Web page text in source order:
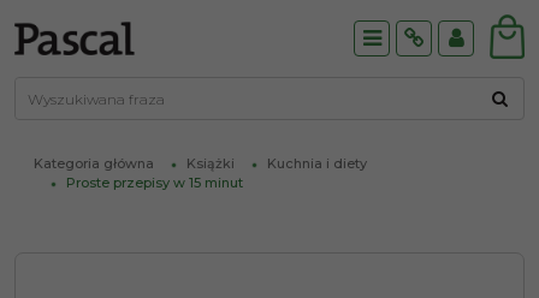
MenuInfoPanel
Kategoria główna Książki
Kuchnia i diety
Proste przepisy w 15 minut